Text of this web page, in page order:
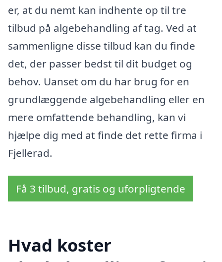
er, at du nemt kan indhente op til tre
tilbud på algebehandling af tag. Ved at
sammenligne disse tilbud kan du finde
det, der passer bedst til dit budget og
behov. Uanset om du har brug for en
grundlæggende algebehandling eller en
mere omfattende behandling, kan vi
hjælpe dig med at finde det rette firma i
Fjellerad.
Få 3 tilbud, gratis og uforpligtende
Hvad koster